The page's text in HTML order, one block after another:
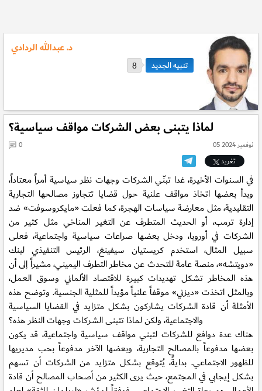
د. عبدالله الردادي
8
لماذا يتبنى بعض الشركات مواقف سياسية؟
05 نوفمبر 2024
0
تغريد
في السنوات الأخيرة، غدا تبنّي الشركات وجهات نظر سياسية أمراً معتاداً،
وبدأ بعضها اتخاذ مواقف علنية حول قضايا تتجاوز مصالحها التجارية
التقليدية، مثل معارضة سياسات الهجرة، كما فعلت «مايكروسوفت» ضد
إدارة ترمب، أو الحديث المتطرف عن التغير المناخي مثل كثير من
الشركات في أوروبا، ودخل بعضها صراعات سياسية واجتماعية، فعلى
سبيل المثال، استخدم كريستيان سيفينغ، الرئيس التنفيذي لبنك
«دويتشه»، منصة عامة للتحدث عن مخاطر التطرف اليميني، مشيراً إلى أن
هذه المخاطر تشكل تهديدات كبيرة للاقتصاد الألماني وسوق العمل،
وبالمثل اتخذت «ديزني» موقفاً علنياً مؤيداً للمثلية الجنسية. وتوضح هذه
الأمثلة أن قادة الشركات يشاركون بشكل متزايد في القضايا السياسية
والاجتماعية، ولكن لماذا تتبنى الشركات وجهات النظر هذه؟
هناك عدة دوافع للشركات لتبني مواقف سياسية واجتماعية، قد يكون
بعضها مدفوعاً بالمصالح التجارية، وبعضها الآخر مدفوعاً بحب مديريها
للظهور الاجتماعي. بدايةً، يُتوقع بشكل متزايد من الشركات أن تسهم
بشكل إيجابي في المجتمع، حيث يرى الكثير من أصحاب المصالح أن قادة